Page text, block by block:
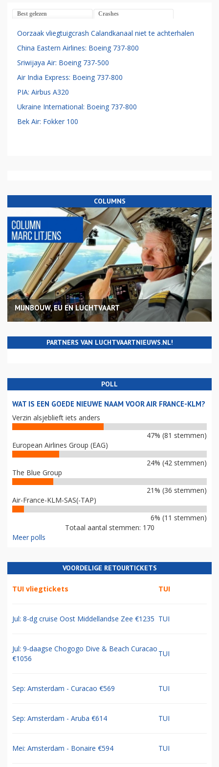
Best gelezen Crashes
Oorzaak vliegtuigcrash Calandkanaal niet te achterhalen
China Eastern Airlines: Boeing 737-800
Sriwijaya Air: Boeing 737-500
Air India Express: Boeing 737-800
PIA: Airbus A320
Ukraine International: Boeing 737-800
Bek Air: Fokker 100
COLUMNS
MIJNBOUW, EU EN LUCHTVAART
PARTNERS VAN LUCHTVAARTNIEUWS.NL!
POLL
WAT IS EEN GOEDE NIEUWE NAAM VOOR AIR FRANCE-KLM?
Verzin alsjeblieft iets anders
47% (81 stemmen)
European Airlines Group (EAG)
24% (42 stemmen)
The Blue Group
21% (36 stemmen)
Air-France-KLM-SAS(-TAP)
6% (11 stemmen)
Totaal aantal stemmen: 170
Meer polls
VOORDELIGE RETOURTICKETS
TUI vliegtickets TUI
Jul: 8-dg cruise Oost Middellandse Zee €1235 TUI
Jul: 9-daagse Chogogo Dive & Beach Curacao
€1056
TUI
Sep: Amsterdam - Curacao €569 TUI
Sep: Amsterdam - Aruba €614 TUI
Mei: Amsterdam - Bonaire €594 TUI